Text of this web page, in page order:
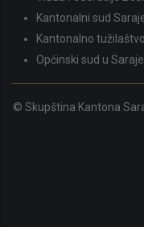
Kantonalni sud
Kantonalno
Općinski sud u
© Skupština Kantona